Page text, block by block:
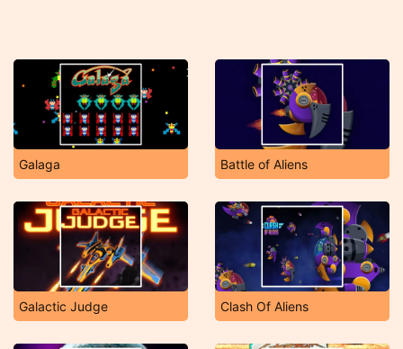
Galaga Battle of Aliens
Galactic Judge Clash Of Aliens